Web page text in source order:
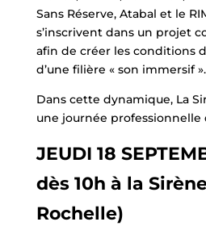
Sans Réserve, Atabal et le
s’inscrivent dans un projet
afin de créer les conditions
d’une filière « son immersif ».
Dans cette dynamique, La
une journée professionnelle
JEUDI 18
dès 10h à la
Rochelle)